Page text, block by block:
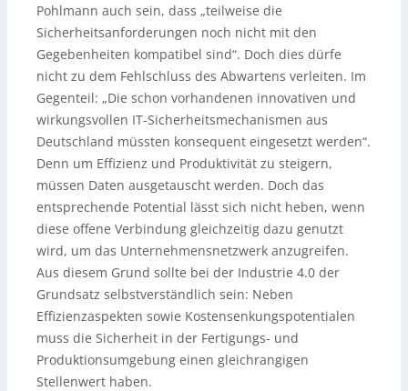
Pohlmann auch sein, dass „teilweise die
Sicherheitsanforderungen noch nicht mit den
Gegebenheiten kompatibel sind“. Doch dies dürfe
nicht zu dem Fehlschluss des Abwartens verleiten. Im
Gegenteil: „Die schon vorhandenen innovativen und
wirkungsvollen IT-Sicherheitsmechanismen aus
Deutschland müssten konsequent eingesetzt werden“.
Denn um Effizienz und Produktivität zu steigern,
müssen Daten ausgetauscht werden. Doch das
entsprechende Potential lässt sich nicht heben, wenn
diese offene Verbindung gleichzeitig dazu genutzt
wird, um das Unternehmensnetzwerk anzugreifen.
Aus diesem Grund sollte bei der Industrie 4.0 der
Grundsatz selbstverständlich sein: Neben
Effizienzaspekten sowie Kostensenkungspotentialen
muss die Sicherheit in der Fertigungs- und
Produktionsumgebung einen gleichrangigen
Stellenwert haben.